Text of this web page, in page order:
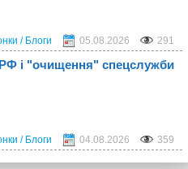
/ Блоги 05.08.2026 291
РФ і "очищення" спецслужби
/ Блоги 04.08.2026 359